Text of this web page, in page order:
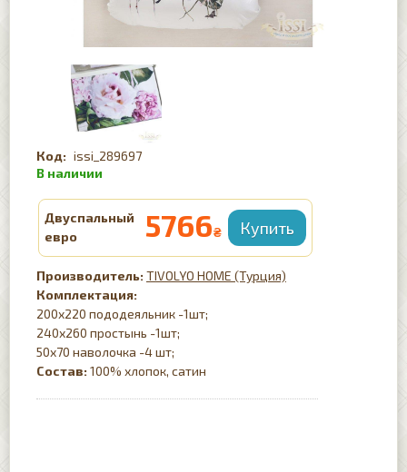
issi_289697
Двуспальный
евро
5766₴
TIVOLYO HOME (Турция)
Комплектация:
200х220 пододеяльник -1шт;
240х260 простынь -1шт;
50х70 наволочка -4 шт;
Состав: 100% хлопок, сатин